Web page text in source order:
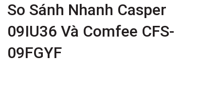
So Sánh Nhanh Casper
09IU36 Và Comfee CFS-
09FGYF